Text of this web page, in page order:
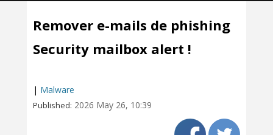
Remover e-mails de phishing
Security mailbox alert !
| Malware
Published: 2026 May 26, 10:39